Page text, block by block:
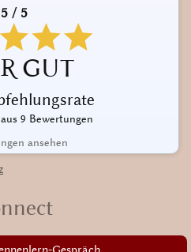
5 / 5
GUT
9 Bewertungen
ansehen